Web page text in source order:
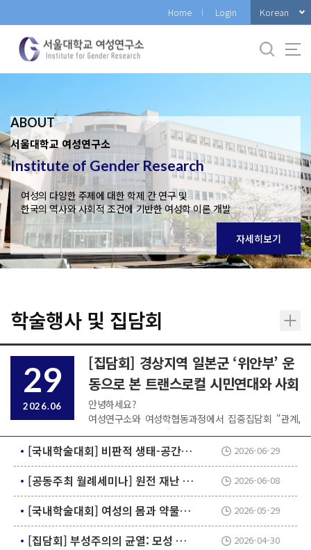
로
메
Home Login Korean
ABOUT
서울대학교 여성연구소
Institute of Gender Research
여성의 다양한 주제에 대한 학제 간 연구 및
한국의 역사와 사회적 조건에 기반한 여성학 이론 개발
자세히보기
학술행사 및 집담회
29
2026.06
[집담회] 경상지역 일본군 ‘위안부’ 운
동으로 본 트랜스로컬 시민연대와 사회
적 치유 (문경희, 7/2/목)
안녕하세요?
여성연구소와 여성학협동과정에서 집중집담회 "관계,
지역, 치유의 여성학"을 개최합니다.
다음 회차인 4강의 일시와 신청정보를 아래와 같이 게
시하오니, 많은 관심 부탁드립니다.
[국내학술대회] 비판적 생태-공간정치 연구의 프론티어 2026-06-29
[공동주최 월례세미나] 원전 재난 속에서 여성들의 말하기 (오은정, 6/10/수) 2026-06-08
[국내학술대회] 여성의 몸과 약물의 얽힘 2026-05-29
[집담회] 부성주의의 균열: 모성 부여 실천과 법원결정의 법사회학적 분석 (김선화, 5/20/수) 2026-04-30